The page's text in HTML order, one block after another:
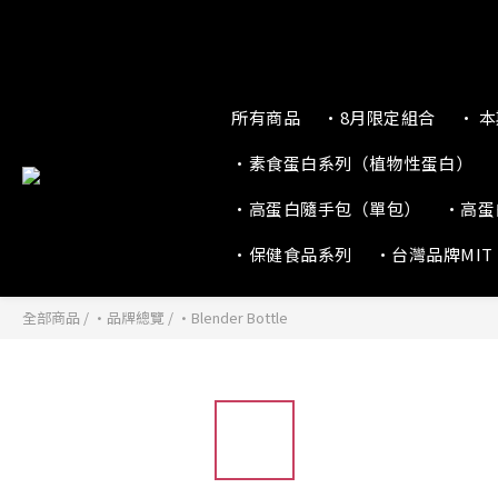
所有商品 •8月限定組合
•
•素食蛋白系列（植物性蛋白）
•高蛋白隨手包（單包）
•高
•保健食品系列
•台灣品牌MIT
全部商品 / •品牌總覽 / •Blender Bottle